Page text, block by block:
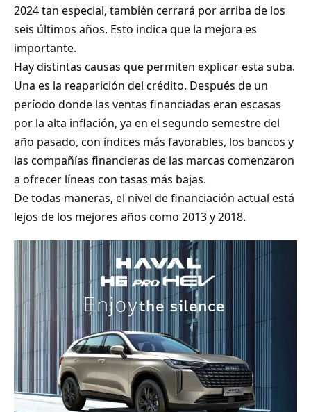
2024 tan especial, también cerrará por arriba de los
seis últimos años. Esto indica que la mejora es
importante.
Hay distintas causas que permiten explicar esta suba.
Una es la reaparición del crédito. Después de un
período donde las ventas financiadas eran escasas
por la alta inflación, ya en el segundo semestre del
año pasado, con índices más favorables, los bancos y
las compañías financieras de las marcas comenzaron
a ofrecer líneas con tasas más bajas.
De todas maneras, el nivel de financiación actual está
lejos de los mejores años como 2013 y 2018.